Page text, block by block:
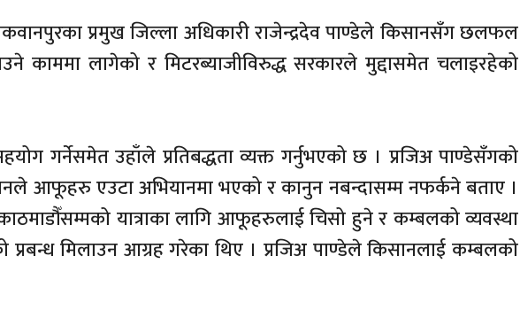
प्रमुख जिल्ला अधिकारी राजेन्द्रदेव पाण्डेले किसानसँग छलफल
काममा लागेको र मिटरब्याजीविरुद्ध सरकारले मुद्दासमेत चलाइरहेको
गर्नेसमेत उहाँले प्रतिबद्धता व्यक्त गर्नुभएको छ । प्रजिअ पाण्डेसँगको
आफूहरु एउटा अभियानमा भएको र कानुन नबन्दासम्म नफर्कने बताए ।
यात्राका लागि आफूहरुलाई चिसो हुने र कम्बलको व्यवस्था
प्रबन्ध मिलाउन आग्रह गरेका थिए । प्रजिअ पाण्डेले किसानलाई कम्बलको